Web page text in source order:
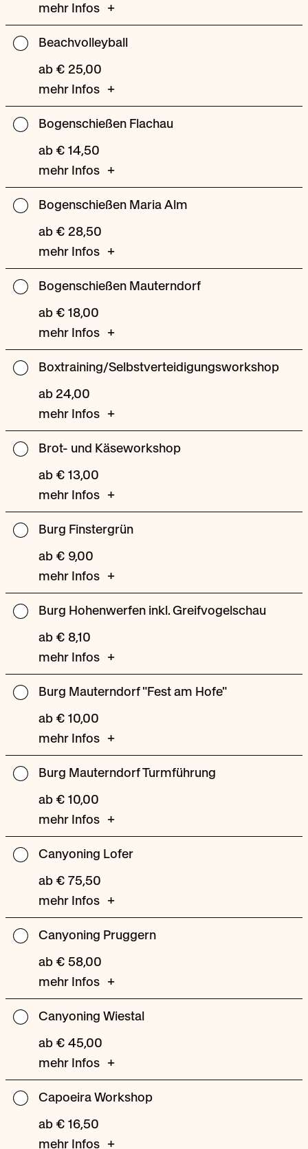
mehr Infos
Beachvolleyball
Beachvolleyball
ab € 25,00
mehr Infos
Bogenschießen
Flachau
Bogenschießen Flachau
ab € 14,50
mehr Infos
Bogenschießen
Maria
Bogenschießen Maria Alm
ab € 28,50
mehr Infos
Bogenschießen
Mauterndorf
Bogenschießen Mauterndorf
ab € 18,00
mehr Infos
Boxtraining/Selbstverteidigungsworkshop
Boxtraining/Selbstverteidigungsworkshop
ab 24,00
mehr Infos
Brot-
und
Käseworkshop
Brot- und Käseworkshop
ab € 13,00
mehr Infos
Burg
Finstergrün
Burg Finstergrün
ab € 9,00
mehr Infos
Burg
Hohenwerfen
Greifvogelschau
Burg Hohenwerfen inkl. Greifvogelschau
ab € 8,10
mehr Infos
Burg
Mauterndorf
am
Burg Mauterndorf "Fest am Hofe"
ab € 10,00
mehr Infos
Burg
Mauterndorf
Turmführung
Burg Mauterndorf Turmführung
ab € 10,00
mehr Infos
Canyoning
Lofer
Canyoning Lofer
ab € 75,50
mehr Infos
Canyoning
Pruggern
Canyoning Pruggern
ab € 58,00
mehr Infos
Canyoning
Wiestal
Canyoning Wiestal
ab € 45,00
mehr Infos
Capoeira
Workshop
Capoeira Workshop
ab € 16,50
mehr Infos